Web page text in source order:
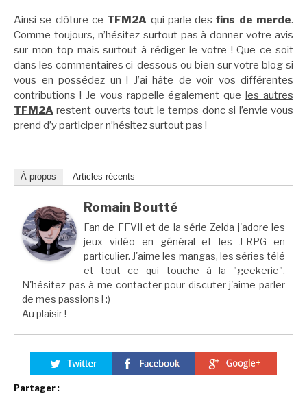
Ainsi se clôture ce TFM2A qui parle desfins de merde.
Comme toujours, n’hésitez surtout pas à donner votre avis
sur mon top mais surtout à rédiger le votre ! Que ce soit
dans les commentaires ci-dessous ou bien sur votre blog si
vous en possédez un ! J’ai hâte de voir vos différentes
contributions ! Je vous rappelle également queles autres
TFM2A restent ouverts tout le temps donc si l’envie vous
prend d’y participer n’hésitez surtout pas !
À propos Articles récents
Romain Boutté
Fan de FFVII et de la série Zelda j'adore les
jeux vidéo en général et les J-RPG en
particulier. J'aime les mangas, les séries télé
et tout ce qui touche à la "geekerie".
N'hésitez pas à me contacter pour discuter j'aime parler
de mes passions ! :)
Au plaisir !
Partager :